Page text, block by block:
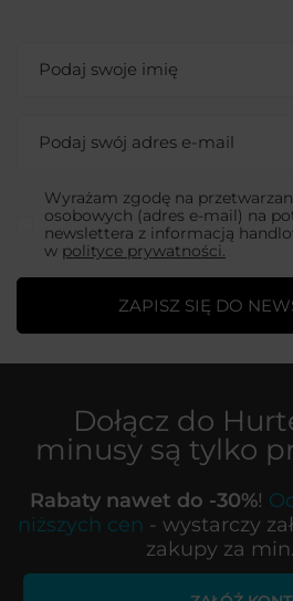
Podaj swoje imię
Podaj swój adres e-mail
Wyrażam zgodę na
osobowych (adres e-mail) na
newslettera z informacją
w polityce prywatności.
ZAPISZ SIĘ DO
Dołącz do
minusy są tylko
Rabaty nawet do -30%!
niższych cen - wystarczy
zakupy za min.